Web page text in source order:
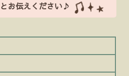
お伝えください♪